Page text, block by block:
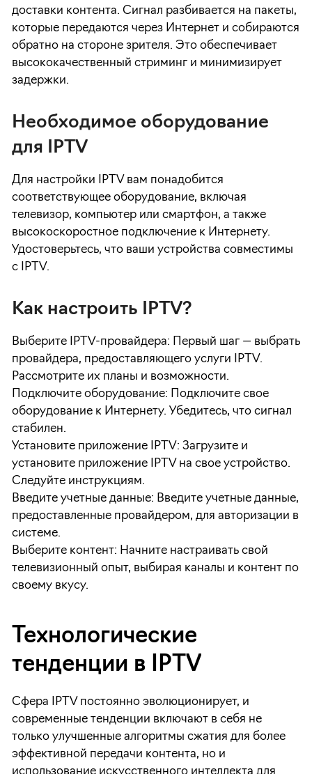
доставки контента. Сигнал разбивается на пакеты,
которые передаются через Интернет и собираются
обратно на стороне зрителя. Это обеспечивает
высококачественный стриминг и минимизирует
задержки.
Необходимое оборудование
для IPTV
Для настройки IPTV вам понадобится
соответствующее оборудование, включая
телевизор, компьютер или смартфон, а также
высокоскоростное подключение к Интернету.
Удостоверьтесь, что ваши устройства совместимы
с IPTV.
Как настроить IPTV?
Выберите IPTV-провайдера: Первый шаг — выбрать
провайдера, предоставляющего услуги IPTV.
Рассмотрите их планы и возможности.
Подключите оборудование: Подключите свое
оборудование к Интернету. Убедитесь, что сигнал
стабилен.
Установите приложение IPTV: Загрузите и
установите приложение IPTV на свое устройство.
Следуйте инструкциям.
Введите учетные данные: Введите учетные данные,
предоставленные провайдером, для авторизации в
системе.
Выберите контент: Начните настраивать свой
телевизионный опыт, выбирая каналы и контент по
своему вкусу.
Технологические
тенденции в IPTV
Сфера IPTV постоянно эволюционирует, и
современные тенденции включают в себя не
только улучшенные алгоритмы сжатия для более
эффективной передачи контента, но и
использование искусственного интеллекта для